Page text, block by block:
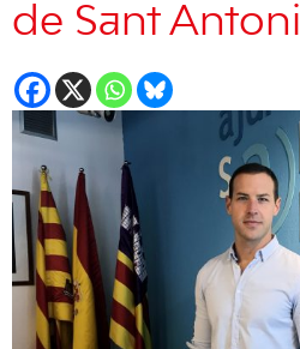
de Sant Antoni